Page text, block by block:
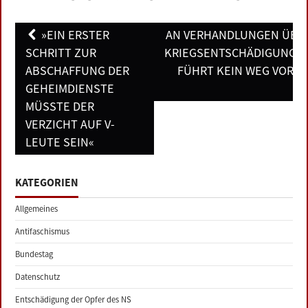
Post
navigation
»EIN ERSTER
SCHRITT ZUR
ABSCHAFFUNG DER
GEHEIMDIENSTE
MÜSSTE DER
VERZICHT AUF V-
LEUTE SEIN«
AN VERHANDLUNGEN
FÜHRT KEIN WEG
KATEGORIEN
Allgemeines
Antifaschismus
Bundestag
Datenschutz
Entschädigung der Opfer des NS